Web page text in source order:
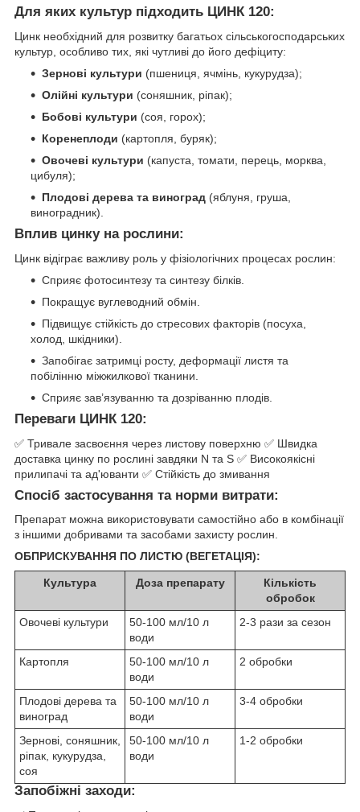
Для яких культур підходить ЦИНК 120:
Цинк необхідний для розвитку багатьох сільськогосподарських
культур, особливо тих, які чутливі до його дефіциту:
Зернові культури (пшениця, ячмінь, кукурудза);
Олійні культури (соняшник, ріпак);
Бобові культури (соя, горох);
Коренеплоди (картопля, буряк);
Овочеві культури (капуста, томати, перець, морква,
цибуля);
Плодові дерева та виноград (яблуня, груша,
виноградник).
Вплив цинку на рослини:
Цинк відіграє важливу роль у фізіологічних процесах рослин:
Сприяє фотосинтезу та синтезу білків.
Покращує вуглеводний обмін.
Підвищує стійкість до стресових факторів (посуха,
холод, шкідники).
Запобігає затримці росту, деформації листя та
побілінню міжжилкової тканини.
Сприяє зав’язуванню та дозріванню плодів.
Переваги ЦИНК 120:
✅ Тривале засвоєння через листову поверхню ✅ Швидка
доставка цинку по рослині завдяки N та S ✅ Високоякісні
прилипачі та ад'юванти ✅ Стійкість до змивання
Спосіб застосування та норми витрати:
Препарат можна використовувати самостійно або в комбінації
з іншими добривами та засобами захисту рослин.
ОБПРИСКУВАННЯ ПО ЛИСТЮ (ВЕГЕТАЦІЯ):
Культура Доза препарату
Кількість
обробок
Овочеві культури
50-100 мл/10 л
води
2-3 рази за сезон
Картопля
50-100 мл/10 л
води
2 обробки
Плодові дерева та
виноград
50-100 мл/10 л
води
3-4 обробки
Зернові, соняшник,
ріпак, кукурудза,
соя
50-100 мл/10 л
води
1-2 обробки
Запобіжні заходи: